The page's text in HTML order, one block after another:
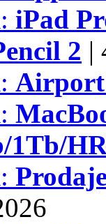
iPad
2 |
Airport
1Tb/